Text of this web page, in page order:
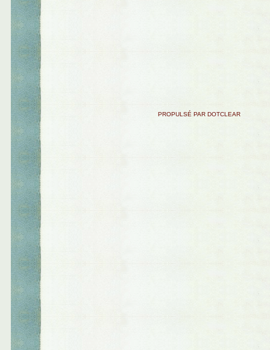
PROPULSÉ PAR DOTCLEAR